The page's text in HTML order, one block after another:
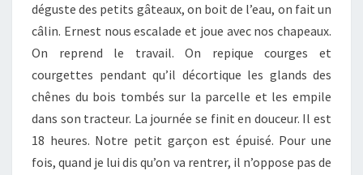
déguste des petits gâteaux, on boit de l’eau, on fait un
câlin. Ernest nous escalade et joue avec nos chapeaux.
On reprend le travail. On repique courges et
courgettes pendant qu’il décortique les glands des
chênes du bois tombés sur la parcelle et les empile
dans son tracteur. La journée se finit en douceur. Il est
18 heures. Notre petit garçon est épuisé. Pour une
fois, quand je lui dis qu’on va rentrer, il n’oppose pas de